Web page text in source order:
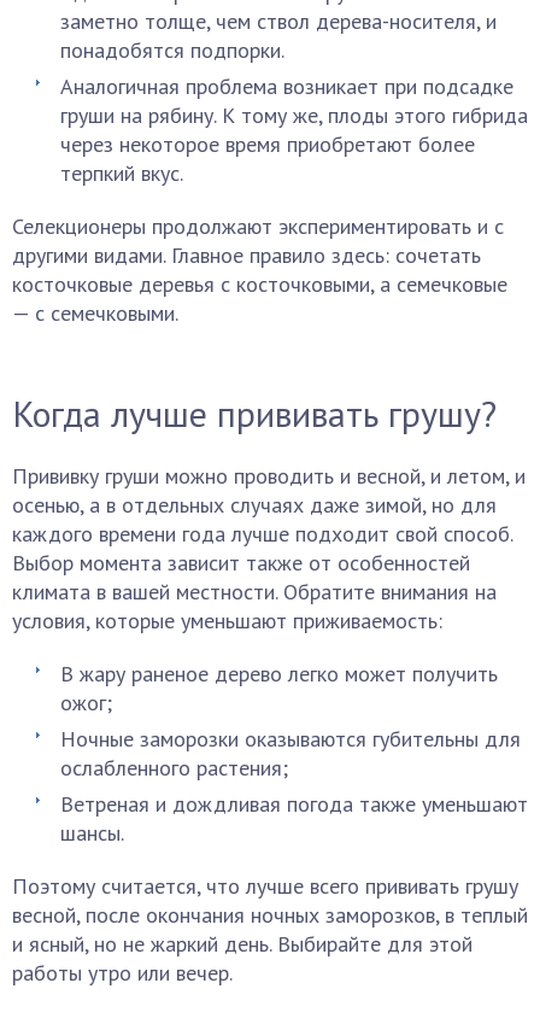
заметно толще, чем ствол дерева-носителя, и
понадобятся подпорки.
Аналогичная проблема возникает при подсадке
груши на рябину. К тому же, плоды этого гибрида
через некоторое время приобретают более
терпкий вкус.
Селекционеры продолжают экспериментировать и с
другими видами. Главное правило здесь: сочетать
косточковые деревья с косточковыми, а семечковые
— с семечковыми.
Когда лучше прививать грушу?
Прививку груши можно проводить и весной, и летом, и
осенью, а в отдельных случаях даже зимой, но для
каждого времени года лучше подходит свой способ.
Выбор момента зависит также от особенностей
климата в вашей местности. Обратите внимания на
условия, которые уменьшают приживаемость:
В жару раненое дерево легко может получить
ожог;
Ночные заморозки оказываются губительны для
ослабленного растения;
Ветреная и дождливая погода также уменьшают
шансы.
Поэтому считается, что лучше всего прививать грушу
весной, после окончания ночных заморозков, в теплый
и ясный, но не жаркий день. Выбирайте для этой
работы утро или вечер.